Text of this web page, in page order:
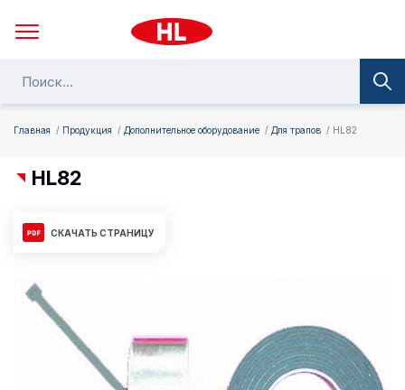
Главная Продукция Дополнительное оборудование Для трапов HL82
HL82
СКАЧАТЬ СТРАНИЦУ